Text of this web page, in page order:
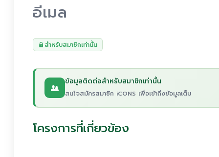
อีเมล
สำหรับสมาชิกเท่านั้น
ข้อมูลติดต่อสำหรับสมาชิกเท่านั้น
สนใจสมัครสมาชิก iCONS เพื่อเข้าถึงข้อมูลเต็ม
โครงการที่เกี่ยวข้อง